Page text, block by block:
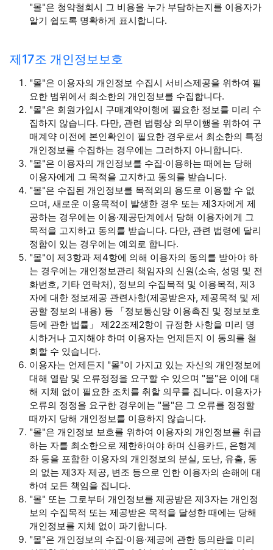
"몰"은 청약철회시 그 비용을 누가 부담하는지를 이용자가
알기 쉽도록 명확하게 표시합니다.
제17조 개인정보보호
"몰"은 이용자의 개인정보 수집시 서비스제공을 위하여 필
요한 범위에서 최소한의 개인정보를 수집합니다.
"몰"은 회원가입시 구매계약이행에 필요한 정보를 미리 수
집하지 않습니다. 다만, 관련 법령상 의무이행을 위하여 구
매계약 이전에 본인확인이 필요한 경우로서 최소한의 특정
개인정보를 수집하는 경우에는 그러하지 아니합니다.
"몰"은 이용자의 개인정보를 수집·이용하는 때에는 당해
이용자에게 그 목적을 고지하고 동의를 받습니다.
"몰"은 수집된 개인정보를 목적외의 용도로 이용할 수 없
으며, 새로운 이용목적이 발생한 경우 또는 제3자에게 제
공하는 경우에는 이용·제공단계에서 당해 이용자에게 그
목적을 고지하고 동의를 받습니다. 다만, 관련 법령에 달리
정함이 있는 경우에는 예외로 합니다.
"몰"이 제3항과 제4항에 의해 이용자의 동의를 받아야 하
는 경우에는 개인정보관리 책임자의 신원(소속, 성명 및 전
화번호, 기타 연락처), 정보의 수집목적 및 이용목적, 제3
자에 대한 정보제공 관련사항(제공받은자, 제공목적 및 제
공할 정보의 내용) 등 「정보통신망 이용촉진 및 정보보호
등에 관한 법률」 제22조제2항이 규정한 사항을 미리 명
시하거나 고지해야 하며 이용자는 언제든지 이 동의를 철
회할 수 있습니다.
이용자는 언제든지 "몰"이 가지고 있는 자신의 개인정보에
대해 열람 및 오류정정을 요구할 수 있으며 "몰"은 이에 대
해 지체 없이 필요한 조치를 취할 의무를 집니다. 이용자가
오류의 정정을 요구한 경우에는 "몰"은 그 오류를 정정할
때까지 당해 개인정보를 이용하지 않습니다.
"몰"은 개인정보 보호를 위하여 이용자의 개인정보를 취급
하는 자를 최소한으로 제한하여야 하며 신용카드, 은행계
좌 등을 포함한 이용자의 개인정보의 분실, 도난, 유출, 동
의 없는 제3자 제공, 변조 등으로 인한 이용자의 손해에 대
하여 모든 책임을 집니다.
"몰" 또는 그로부터 개인정보를 제공받은 제3자는 개인정
보의 수집목적 또는 제공받은 목적을 달성한 때에는 당해
개인정보를 지체 없이 파기합니다.
"몰"은 개인정보의 수집·이용·제공에 관한 동의란을 미리